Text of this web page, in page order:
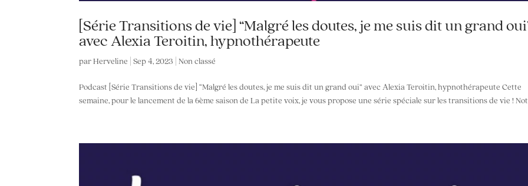
[Série Transitions de vie] “Malgré les doutes, je me suis dit un grand
avec Alexia Teroitin, hypnothérapeute
parHerveline |Sep 4, 2023 |Non classé
Podcast [Série Transitions de vie] “Malgré les doutes, je me suis dit un grand oui” avec Alexia Teroitin, hypnothérapeute Cette
semaine, pour le lancement de la 6ème saison de La petite voix, je vous propose une série spéciale sur les transitions de vie !